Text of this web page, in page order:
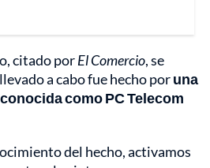
citado porElComercio, se
a cabo fue hecho poruna
como PC Telecom
del hecho, activamos